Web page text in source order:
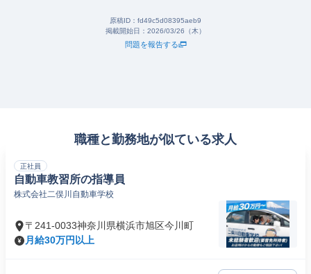
原稿ID： fd49c5d08395aeb9
掲載開始日： 2026/03/26（木）
問題を報告する
職種と勤務地が似ている求人
正社員
自動車教習所の指導員
株式会社二俣川自動車学校
〒241-0033神奈川県横浜市旭区今川町
月給30万円以上